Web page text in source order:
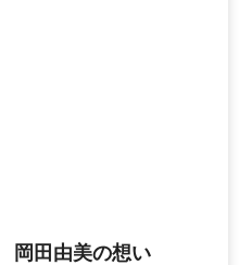
岡田由美の想い